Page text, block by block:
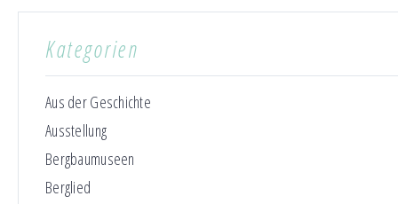
Kategorien
Aus der Geschichte
Ausstellung
Bergbaumuseen
Berglied